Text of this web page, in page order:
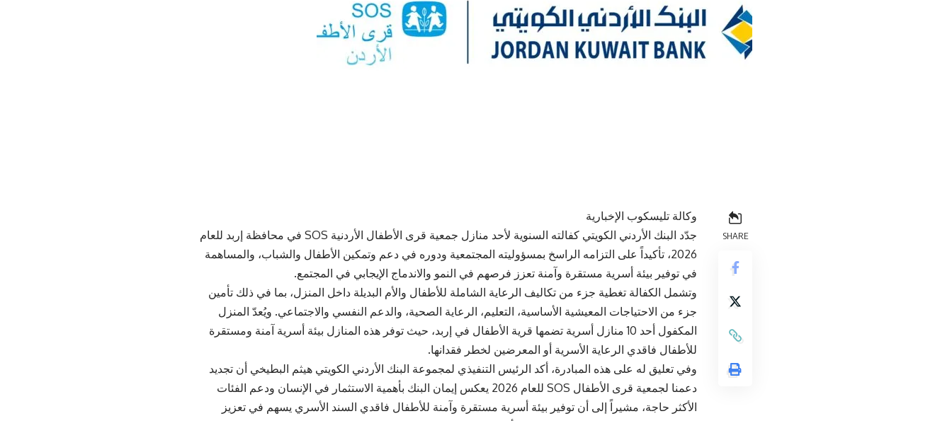
SHARE
وكالة تليسكوب الإخبارية
جدّد البنك الأردني الكويتي كفالته السنوية لأحد منازل جمعية قرى الأطفال الأردنية SOS في محافظة إربد للعام
2026، تأكيداً على التزامه الراسخ بمسؤوليته المجتمعية ودوره في دعم وتمكين الأطفال والشباب، والمساهمة
في توفير بيئة أسرية مستقرة وآمنة تعزز فرصهم في النمو والاندماج الإيجابي في المجتمع.
وتشمل الكفالة تغطية جزء من تكاليف الرعاية الشاملة للأطفال والأم البديلة داخل المنزل، بما في ذلك تأمين
جزء من الاحتياجات المعيشية الأساسية، التعليم، الرعاية الصحية، والدعم النفسي والاجتماعي. ويُعدّ المنزل
المكفول أحد 10 منازل أسرية تضمها قرية الأطفال في إربد، حيث توفر هذه المنازل بيئة أسرية آمنة ومستقرة
للأطفال فاقدي الرعاية الأسرية أو المعرضين لخطر فقدانها.
وفي تعليق له على هذه المبادرة، أكد الرئيس التنفيذي لمجموعة البنك الأردني الكويتي هيثم البطيخي أن تجديد
دعمنا لجمعية قرى الأطفال SOS للعام 2026 يعكس إيمان البنك بأهمية الاستثمار في الإنسان ودعم الفئات
الأكثر حاجة، مشيراً إلى أن توفير بيئة أسرية مستقرة وآمنة للأطفال فاقدي السند الأسري يسهم في تعزيز